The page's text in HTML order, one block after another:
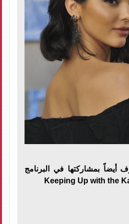
أيضاً بمشاركتها في البرنامج
Keeping Up with the